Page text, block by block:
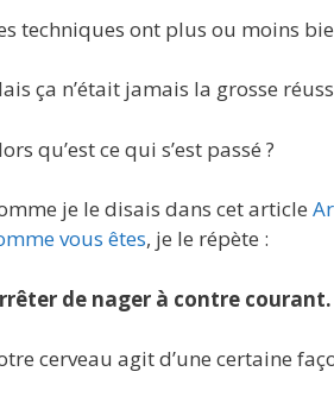
techniques ont plus ou moins
ça n’était jamais la grosse
qu’est ce qui s’est passé ?
je le disais dans cet article
vous êtes, je le répète :
de nager à contre courant.
cerveau agit d’une certaine